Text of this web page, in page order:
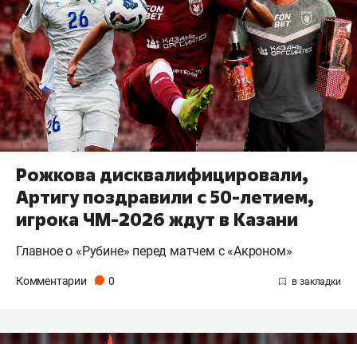
Рожкова дисквалифицировали,
Артигу поздравили с 50-летием,
игрока ЧМ-2026 ждут в Казани
Главное о «Рубине» перед матчем с «Акроном»
Комментарии 0